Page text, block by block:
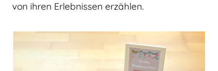
von ihren Erlebnissen erzählen.